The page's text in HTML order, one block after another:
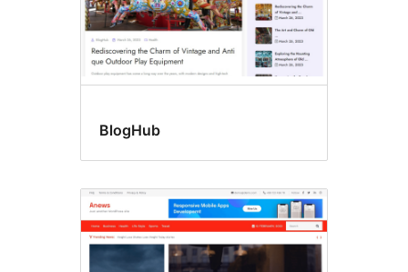
BlogHub